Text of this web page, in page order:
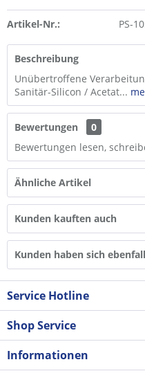
Artikel-Nr.: PS-
Beschreibung
Unübertroffene
Sanitär-Silicon / Acetat...
Bewertungen
0
Bewertungen lesen,
Ähnliche Artikel
Kunden kauften auch
Kunden haben sich
Service Hotline
Shop Service
Informationen